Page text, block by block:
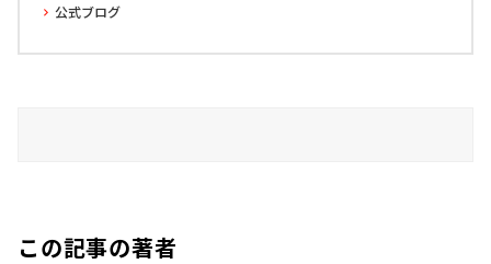
公式ブログ
この記事の著者